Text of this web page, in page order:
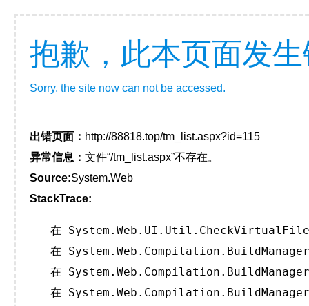
抱歉，此本页面发
Sorry, the site now can not be accessed.
出错页面： http://88818.top/tm_list.aspx?id=115
异常信息： 文件“/tm_list.aspx”不存在。
Source:System.Web
StackTrace:
在
在
在
在